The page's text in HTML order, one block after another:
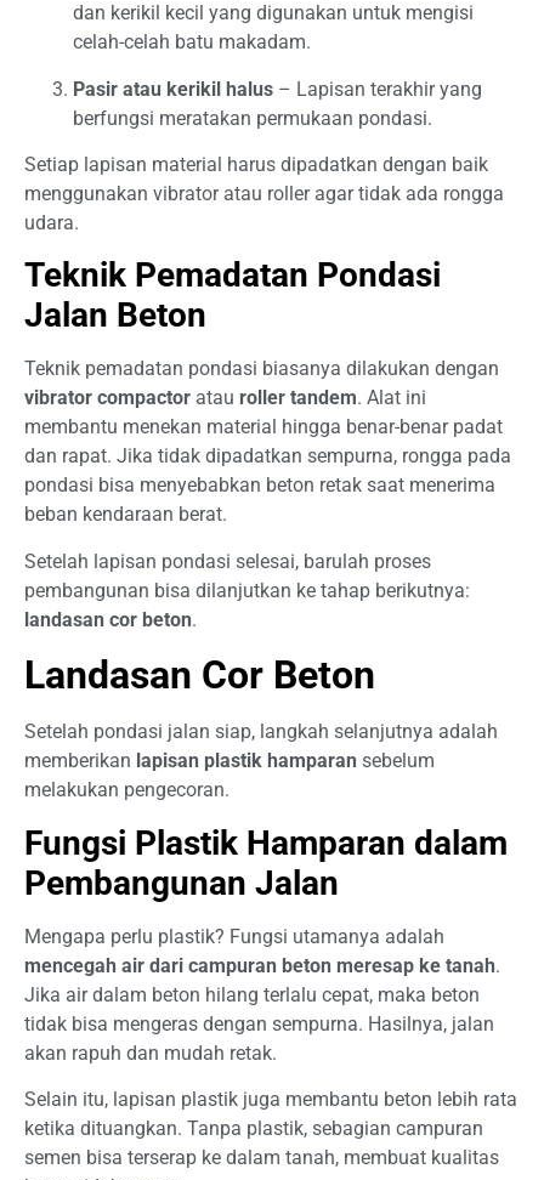
dan kerikil kecil yang digunakan untuk mengisi
celah-celah batu makadam.
Pasir atau kerikil halus – Lapisan terakhir yang
berfungsi meratakan permukaan pondasi.
Setiap lapisan material harus dipadatkan dengan baik
menggunakan vibrator atau roller agar tidak ada rongga
udara.
Teknik Pemadatan Pondasi
Jalan Beton
Teknik pemadatan pondasi biasanya dilakukan dengan
vibrator compactor atau roller tandem. Alat ini
membantu menekan material hingga benar-benar padat
dan rapat. Jika tidak dipadatkan sempurna, rongga pada
pondasi bisa menyebabkan beton retak saat menerima
beban kendaraan berat.
Setelah lapisan pondasi selesai, barulah proses
pembangunan bisa dilanjutkan ke tahap berikutnya:
landasan cor beton.
Landasan Cor Beton
Setelah pondasi jalan siap, langkah selanjutnya adalah
memberikan lapisan plastik hamparan sebelum
melakukan pengecoran.
Fungsi Plastik Hamparan dalam
Pembangunan Jalan
Mengapa perlu plastik? Fungsi utamanya adalah
mencegah air dari campuran beton meresap ke tanah.
Jika air dalam beton hilang terlalu cepat, maka beton
tidak bisa mengeras dengan sempurna. Hasilnya, jalan
akan rapuh dan mudah retak.
Selain itu, lapisan plastik juga membantu beton lebih rata
ketika dituangkan. Tanpa plastik, sebagian campuran
semen bisa terserap ke dalam tanah, membuat kualitas